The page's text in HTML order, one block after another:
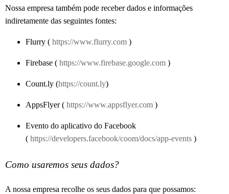
Nossa empresa também pode receber dados e informações
indiretamente das seguintes fontes:
Flurry ( https://www.flurry.com )
Firebase ( https://www.firebase.google.com )
Count.ly (https://count.ly)
AppsFlyer ( https://www.appsflyer.com )
Evento do aplicativo do Facebook
( https://developers.facebook/coom/docs/app-events )
Como usaremos seus dados?
A nossa empresa recolhe os seus dados para que possamos: